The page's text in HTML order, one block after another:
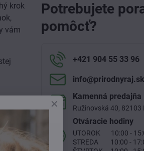
krok
vám
R.
Potrebujete
pomôcť?
+421 904 55 33 96
info​@prirodnyraj​.sk
Kamenná predajňa
Ružinovská 40, 82103
Otváracie hodiny
UTOROK 10:00 -
STREDA 10:00 -